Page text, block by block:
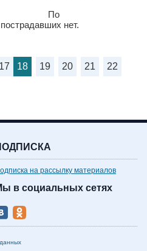
По
нет.
17 18 19 20 21 22
на рассылку материалов
в социальных сетях